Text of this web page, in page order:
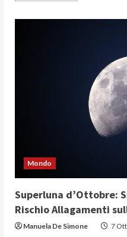
storica
Logan
Mondo
Superluna d’Ottobre:
Rischio Allagamenti
Manuela De Simone 7